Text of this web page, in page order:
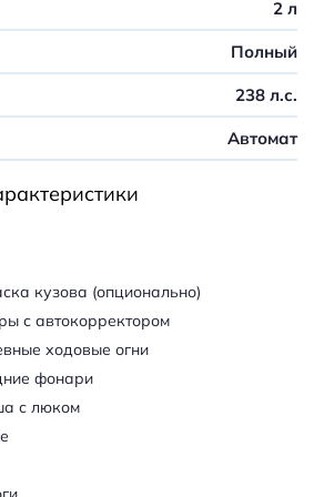
2 л
Полный
238 л.с.
Автомат
кузова (опционально)
с автокорректором
ходовые огни
фонари
с люком